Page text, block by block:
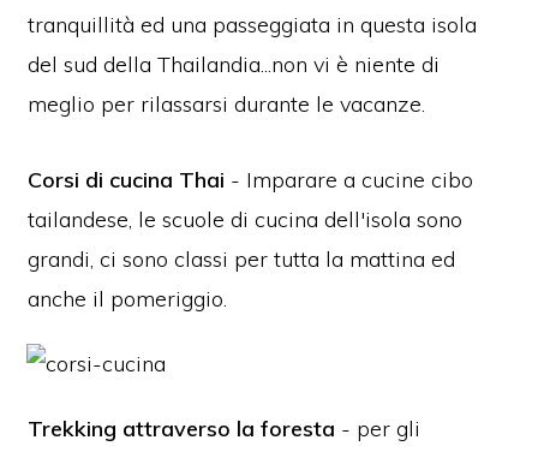
tranquillità ed una passeggiata in questa isola
del sud della Thailandia...non vi è niente di
meglio per rilassarsi durante le vacanze.
Corsi di cucina Thai - Imparare a cucine cibo
tailandese, le scuole di cucina dell'isola sono
grandi, ci sono classi per tutta la mattina ed
anche il pomeriggio.
Trekking attraverso la foresta - per gli